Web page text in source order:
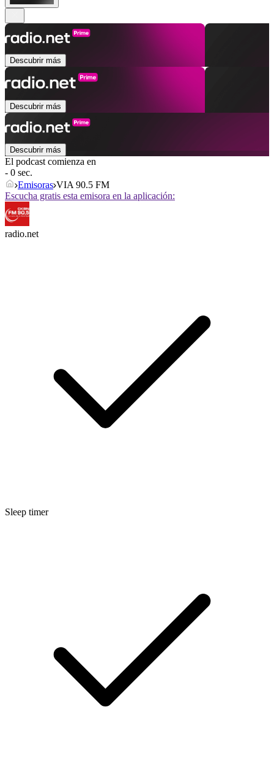
Descubrir más
Descubrir más
Descubrir más
El podcast comienza en
- 0 sec.
Emisoras VIA 90.5 FM
Escucha gratis esta emisora en la aplicación:
radio.net
Sleep timer